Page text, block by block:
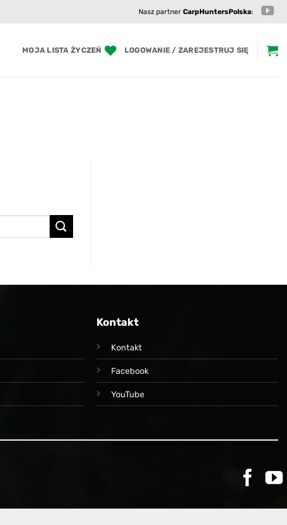
Nasz partner CarpHuntersPolska:
MOJA LISTA ŻYCZEŃ LOGOWANIE / ZAREJESTRUJ SIĘ
Kontakt
Kontakt
Facebook
YouTube